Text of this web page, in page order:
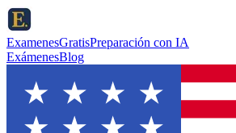
ExamenesGratisPreparación con IA
ExámenesBlog